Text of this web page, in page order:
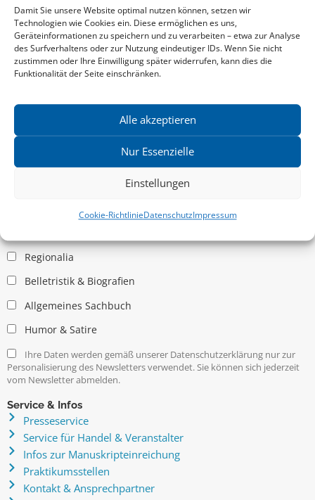
Damit Sie unsere Website optimal nutzen können, setzen wir
Technologien wie Cookies ein. Diese ermöglichen es uns,
Geräteinformationen zu speichern und zu verarbeiten – etwa zur Analyse
des Surfverhaltens oder zur Nutzung eindeutiger IDs. Wenn Sie nicht
zustimmen oder Ihre Einwilligung später widerrufen, kann dies die
Funktionalität der Seite einschränken.
Alle akzeptieren
Nur Essenzielle
Einstellungen
Cookie-RichtlinieDatenschutzImpressum
Aktuelle Vorschau
Entdecken Sie das aktuelle zu-Klampen!-Verlagsprogramm.
Hier finden Sie die Verlagsvorschau – einfach direkt online
reinlesen oder herunterladen.
Download: Vorschau zu Klampen! Herbst 2026
Mehr aktuelle Vorschauen ansehen
News zu aktuellen Neuheiten und Nachrichten im zu Klampen!
Verlag – jederzeit wieder abbestellbar.
Kritische Theorie / Philosophie
Regionalia
Belletristik & Biografien
Allgemeines Sachbuch
Humor & Satire
Ihre Daten werden gemäß unserer Datenschutzerklärung nur zur
Personalisierung des Newsletters verwendet. Sie können sich jederzeit
vom Newsletter abmelden.
Service & Infos
Presseservice
Service für Handel & Veranstalter
Infos zur Manuskripteinreichung
Praktikumsstellen
Kontakt & Ansprechpartner